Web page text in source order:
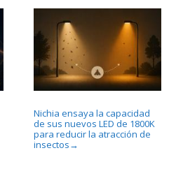
Nichia ensaya la capacidad
de sus nuevos LED de 1800K
para reducir la atracción de
insectos →